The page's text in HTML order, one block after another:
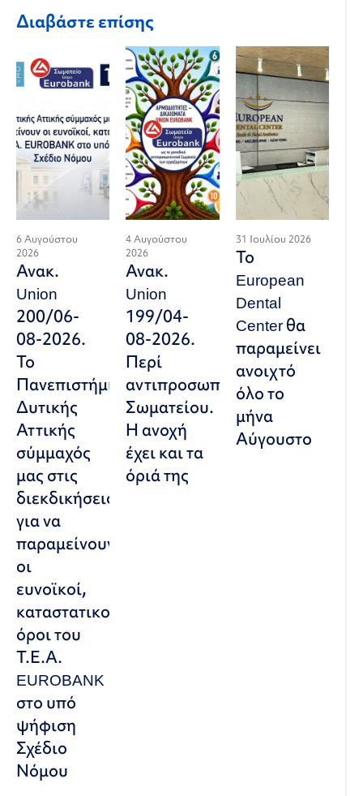
Διαβάστε επίσης
6 Αυγούστου
2026
Ανακ.
Union
200/06-
08-2026.
Το
Πανεπιστήμιο
Δυτικής
Αττικής
σύμμαχός
μας στις
διεκδικήσεις,
για να
παραμείνουν
οι
ευνοϊκοί,
καταστατικοί
όροι του
Τ.Ε.Α.
EUROBANK
στο υπό
ψήφιση
Σχέδιο
Νόμου
4 Αυγούστου
2026
Ανακ.
Union
199/04-
08-2026.
Περί
αντιπροσωπευτικού
Σωματείου.
Η ανοχή
έχει και τα
όριά της
31 Ιουλίου 2026
Το
European
Dental
Center θα
παραμείνει
ανοιχτό
όλο το
μήνα
Αύγουστο